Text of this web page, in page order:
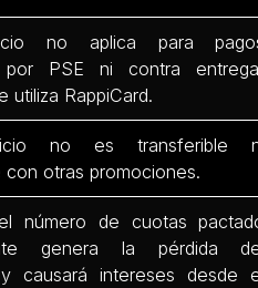
no aplica para
por PSE ni contra
utiliza RappiCard.
no es transferible
con otras promociones.
número de cuotas
genera la pérdida
causará intereses desde